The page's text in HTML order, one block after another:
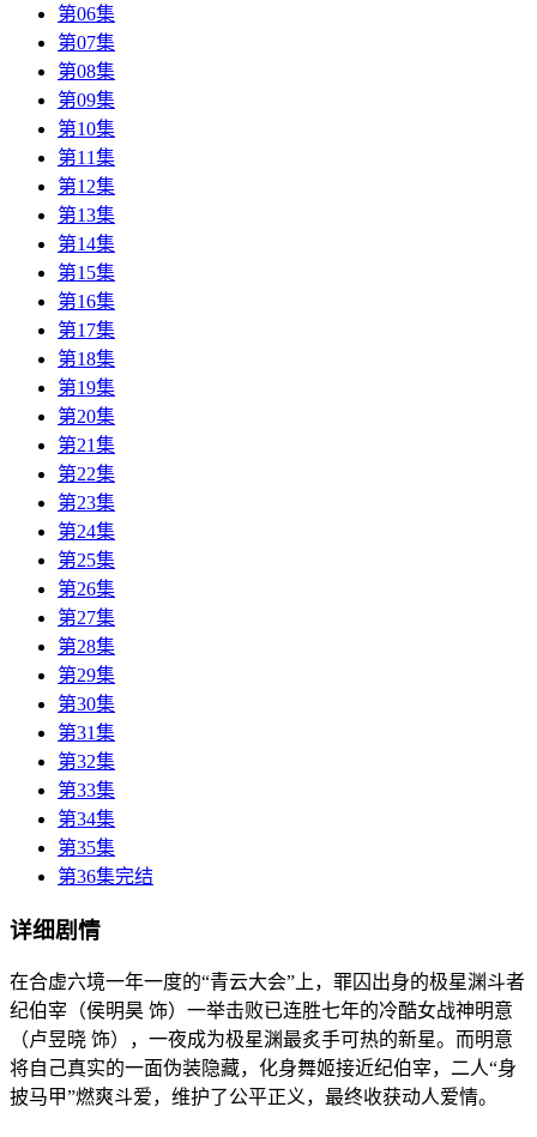
第06集
第07集
第08集
第09集
第10集
第11集
第12集
第13集
第14集
第15集
第16集
第17集
第18集
第19集
第20集
第21集
第22集
第23集
第24集
第25集
第26集
第27集
第28集
第29集
第30集
第31集
第32集
第33集
第34集
第35集
第36集完结
详细剧情
在合虚六境一年一度的“青云大会”上，罪囚出身的极星渊斗者
纪伯宰（侯明昊 饰）一举击败已连胜七年的冷酷女战神明意
（卢昱晓 饰），一夜成为极星渊最炙手可热的新星。而明意
将自己真实的一面伪装隐藏，化身舞姬接近纪伯宰，二人“身
披马甲”燃爽斗爱，维护了公平正义，最终收获动人爱情。